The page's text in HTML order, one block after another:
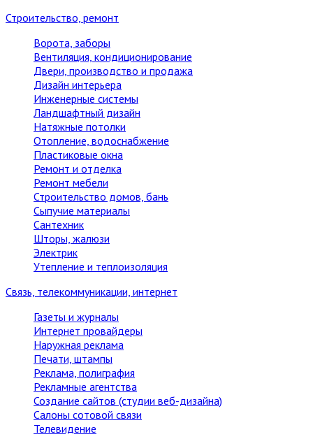
Строительство, ремонт
Ворота, заборы
Вентиляция, кондиционирование
Двери, производство и продажа
Дизайн интерьера
Инженерные системы
Ландшафтный дизайн
Натяжные потолки
Отопление, водоснабжение
Пластиковые окна
Ремонт и отделка
Ремонт мебели
Строительство домов, бань
Сыпучие материалы
Сантехник
Шторы, жалюзи
Электрик
Утепление и теплоизоляция
Связь, телекоммуникации, интернет
Газеты и журналы
Интернет провайдеры
Наружная реклама
Печати, штампы
Реклама, полиграфия
Рекламные агентства
Создание сайтов (студии веб-дизайна)
Салоны сотовой связи
Телевидение